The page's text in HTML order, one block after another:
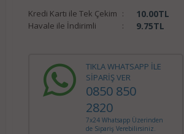
Kredi Kartı ile Tek Çekim : 10.00TL
Havale ile İndirimli : 9.75TL
TIKLA WHATSAPP İLE
SİPARİŞ VER
0850 850
2820
7x24 Whatsapp Üzerinden
de Sipariş Verebilirsiniz.